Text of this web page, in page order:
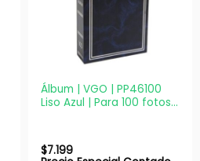
Álbum | VGO | PP46100
Liso Azul | Para 100 fotos
$7.199